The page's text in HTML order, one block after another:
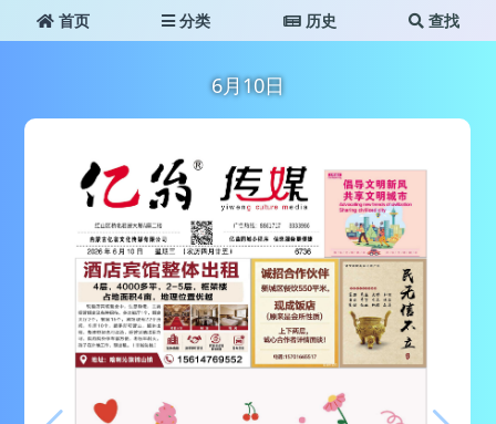
首页 分类 历史 查找
6月10日